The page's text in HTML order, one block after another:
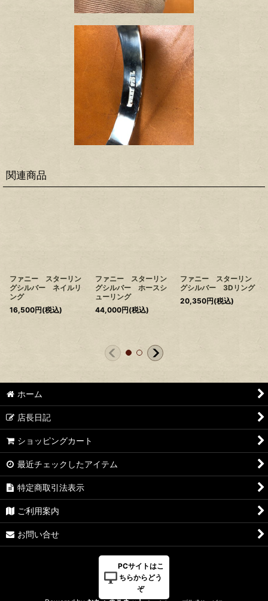
関連商品
ファニー スターリン
グシルバー ネイルリ
ング
16,500円(税込)
ファニー スターリン
グシルバー ホースシ
ューリング
44,000円(税込)
ファニー スターリン
グシルバー 3Dリング
20,350円(税込)
ホーム
店長日記
ショッピングカート
最近チェックしたアイテム
特定商取引法表示
ご利用案内
お問い合せ
PCサイトはこ
ちらからどう
ぞ